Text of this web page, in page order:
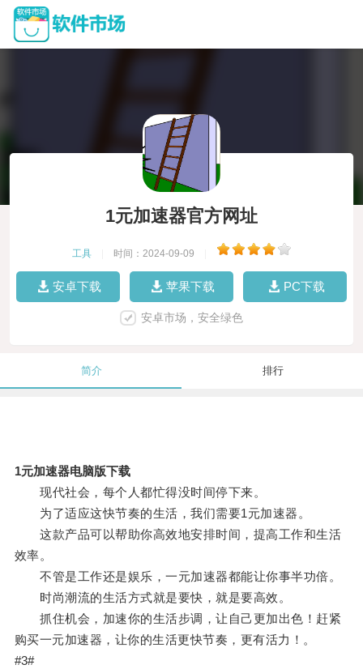
1元加速器官方网址
工具 时间：2024-09-09
安卓下载 苹果下载 PC下载
安卓市场，安全绿色
简介 排行
1元加速器电脑版下载
现代社会，每个人都忙得没时间停下来。
为了适应这快节奏的生活，我们需要1元加速器。
这款产品可以帮助你高效地安排时间，提高工作和生活
效率。
不管是工作还是娱乐，一元加速器都能让你事半功倍。
时尚潮流的生活方式就是要快，就是要高效。
抓住机会，加速你的生活步调，让自己更加出色！赶紧
购买一元加速器，让你的生活更快节奏，更有活力！。
#3#